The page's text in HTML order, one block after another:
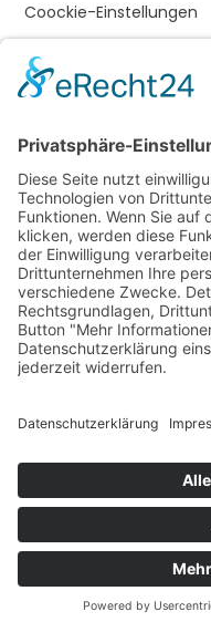
Coockie-Einstellungen
* Alle Links, die mit einem
Affiliate-Links. Das
können, wenn Sie über
entstehen dadurch keine
helfen uns, die Inhalte
weiterhin hochwertige
für Ihre Unterstützung.
Webdesign
© 2023 - 2026